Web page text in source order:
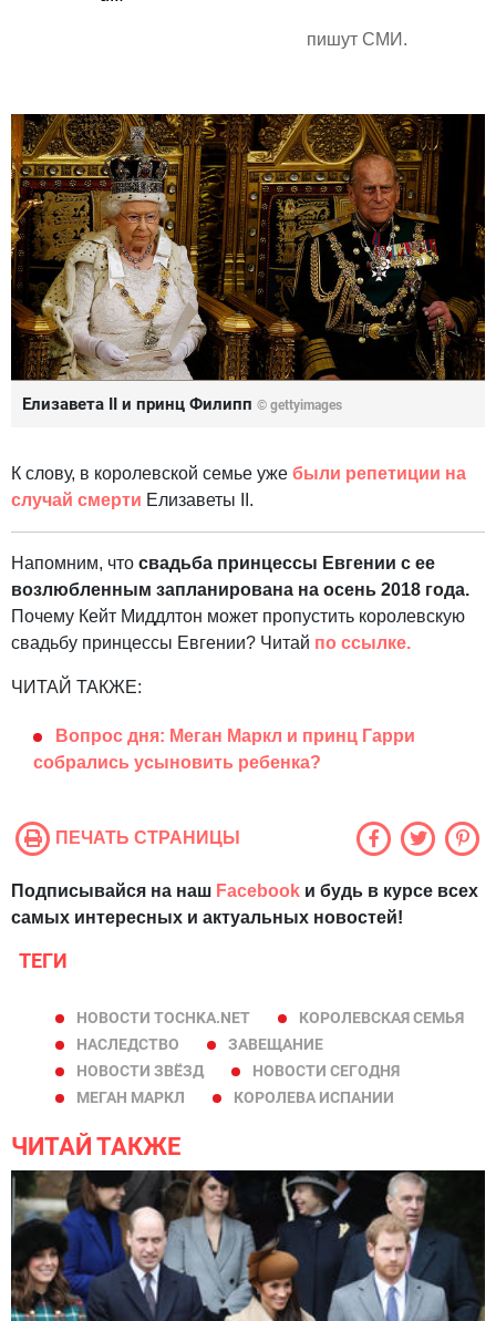
пишут СМИ.
Елизавета II и принц Филипп © gettyimages
К слову, в королевской семье уже были репетиции на
случай смерти Елизаветы II.
Напомним, что свадьба принцессы Евгении с ее
возлюбленным запланирована на осень 2018 года.
Почему Кейт Миддлтон может пропустить королевскую
свадьбу принцессы Евгении? Читай по ссылке.
ЧИТАЙ ТАКЖЕ:
Вопрос дня: Меган Маркл и принц Гарри
собрались усыновить ребенка?
ПЕЧАТЬ СТРАНИЦЫ
Подписывайся на наш Facebook и будь в курсе всех
самых интересных и актуальных новостей!
ТЕГИ
НОВОСТИ TOCHKA.NET
КОРОЛЕВСКАЯ СЕМЬЯ
НАСЛЕДСТВО
ЗАВЕЩАНИЕ
НОВОСТИ ЗВЁЗД
НОВОСТИ СЕГОДНЯ
МЕГАН МАРКЛ
КОРОЛЕВА ИСПАНИИ
ЧИТАЙ ТАКЖЕ